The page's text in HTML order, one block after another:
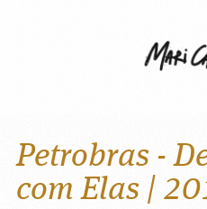
Petrobras -
com Elas |